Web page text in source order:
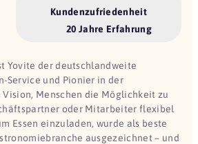
Kundenzufriedenheit
20 Jahre Erfahrung
Yovite der deutschlandweite
Service und Pionier in der
Vision, Menschen die Möglichkeit zu
oder Mitarbeiter flexibel
Essen einzuladen, wurde als beste
ausgezeichnet – und